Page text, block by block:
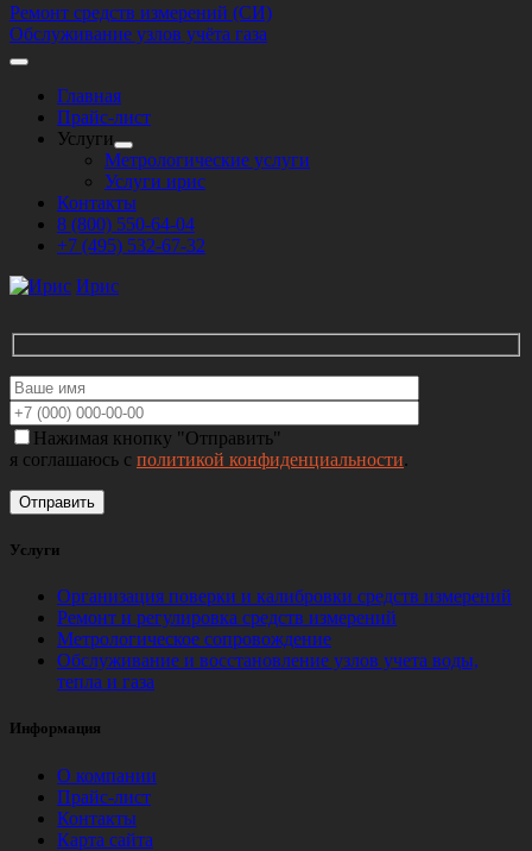
Навигация
по
записям
Ремонт средств измерений (СИ)
Обслуживание узлов учёта газа
Главная
Прайс-лист
Услуги
Показать
подменю
Метрологические услуги
Услуги ирис
Контакты
8 (800) 550-64-04
+7 (495) 532-67-32
Ирис
Нажимая кнопку "Отправить"
я соглашаюсь с политикой конфиденциальности.
Услуги
Организация поверки и калибровки средств измерений
Ремонт и регулировка средств измерений
Метрологическое сопровождение
Обслуживание и восстановление узлов учета воды,
тепла и газа
Информация
О компании
Прайс-лист
Контакты
Карта сайта